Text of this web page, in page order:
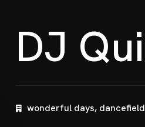
DJ Qui
wonderful days, dancefield